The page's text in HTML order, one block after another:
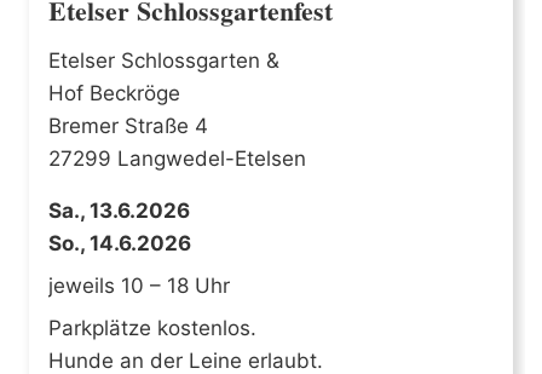
Etelser Schlossgartenfest
Etelser Schlossgarten &
Hof Beckröge
Bremer Straße 4
27299 Langwedel-Etelsen
Sa., 13.6.2026
So., 14.6.2026
jeweils 10 – 18 Uhr
Parkplätze kostenlos.
Hunde an der Leine erlaubt.